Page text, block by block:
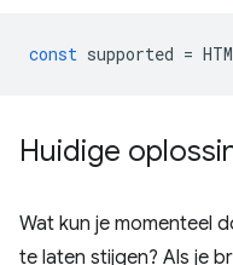
const supported =
Huidige
Wat kun je momenteel
te laten stijgen? Als je